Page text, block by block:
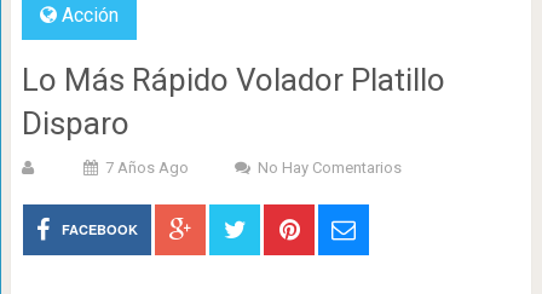
Acción
Lo Más Rápido Volador Platillo
Disparo
7 Años Ago No Hay Comentarios
FACEBOOK